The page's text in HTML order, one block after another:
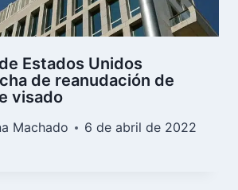
Estados Unidos
de reanudación de
visado
Machado 6 de abril de 2022